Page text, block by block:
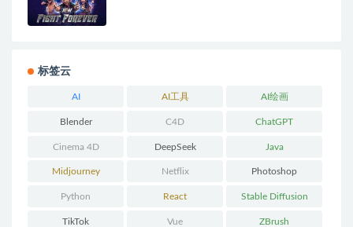
标签云
AI AI工具 AI绘画
Blender C4D ChatGPT
Cinema 4D DeepSeek Java
Midjourney Netflix Photoshop
Python React Stable Diffusion
TikTok Vue ZBrush